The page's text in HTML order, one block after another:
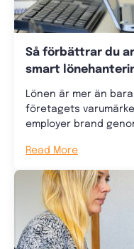
Så förbättrar du
smart
Lönen är mer än
företagets
employer brand
Read More